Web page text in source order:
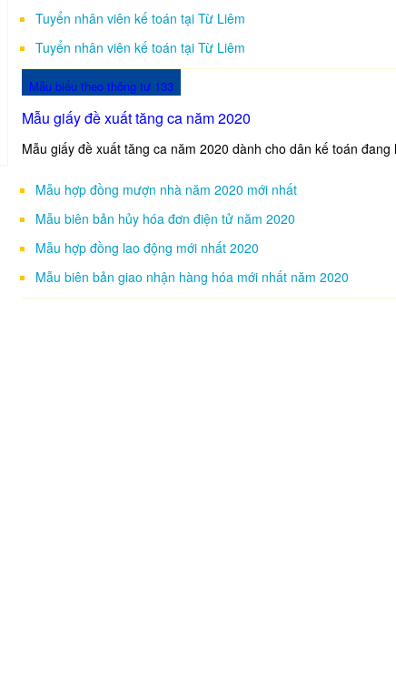
Tuyển nhân viên kế toán tại Từ Liêm
Tuyển nhân viên kế toán tại Từ Liêm
Mẫu biểu theo thông tư 133
Mẫu giấy đề xuất tăng ca năm 2020
Mẫu giấy đề xuất tăng ca năm 2020 dành cho dân kế toán đang
Mẫu hợp đồng mượn nhà năm 2020 mới nhất
Mẫu biên bản hủy hóa đơn điện tử năm 2020
Mẫu hợp đồng lao động mới nhất 2020
Mẫu biên bản giao nhận hàng hóa mới nhất năm 2020